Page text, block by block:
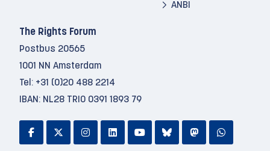
ANBI
The Rights Forum
Postbus 20565
1001 NN Amsterdam
Tel: +31 (0)20 488 2214
IBAN: NL28 TRIO 0391 1893 79